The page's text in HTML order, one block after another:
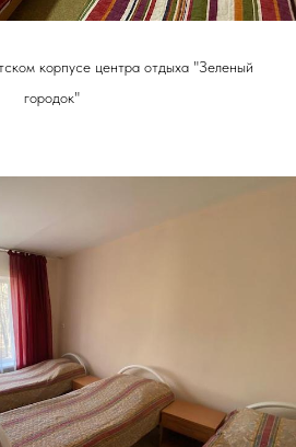
корпусе центра отдыха "Зеленый
городок"